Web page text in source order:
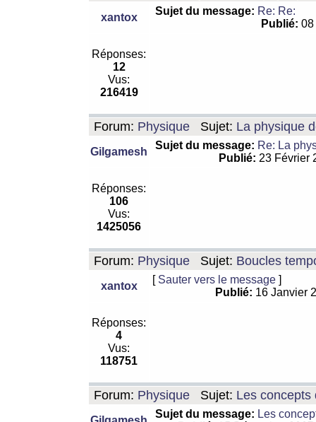
xantox
Sujet du message: Re: Re:
Publié:
Réponses:
12
Vus:
216419
Forum: Physique Sujet: La physique
Gilgamesh
Sujet du message: Re: La
Publié: 23 Février
Réponses:
106
Vus:
1425056
Forum: Physique Sujet: Boucles
xantox
[ Sauter vers le message ]
Publié: 16 Janvier
Réponses:
4
Vus:
118751
Forum: Physique Sujet: Les concepts
Sujet du message: Les